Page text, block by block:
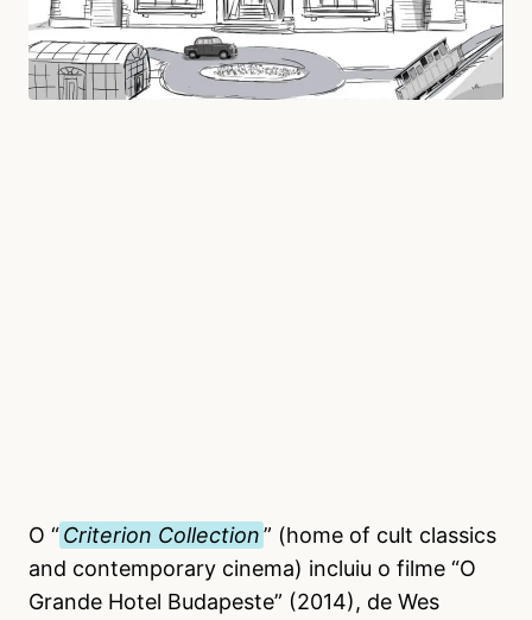
O “Criterion Collection” (home of cult classics
and contemporary cinema) incluiu o filme “O
Grande Hotel Budapeste” (2014), de Wes